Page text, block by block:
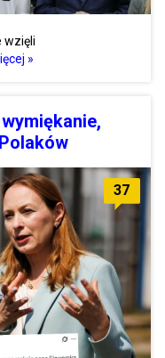
wzięli
»
37